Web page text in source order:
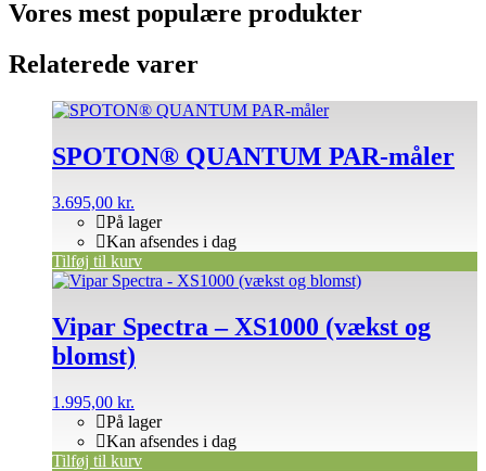
Vores mest populære produkter
Relaterede varer
SPOTON® QUANTUM PAR-måler
3.695,00 kr.
På lager
Kan afsendes i dag
Tilføj til kurv
Vipar Spectra – XS1000 (vækst og
blomst)
1.995,00 kr.
På lager
Kan afsendes i dag
Tilføj til kurv